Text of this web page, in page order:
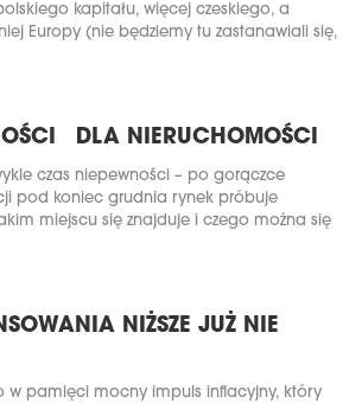
kapitału, więcej czeskiego, a
Europy (nie będziemy tu zastanawiali się,
DLA NIERUCHOMOŚCI
czas niepewności – po gorączce
pod koniec grudnia rynek próbuje
miejscu się znajduje i czego można się
NIŻSZE JUŻ NIE
w pamięci mocny impuls inflacyjny, który